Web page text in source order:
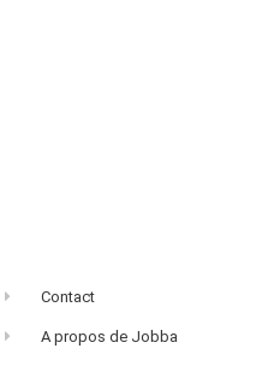
Contact
A propos de Jobba